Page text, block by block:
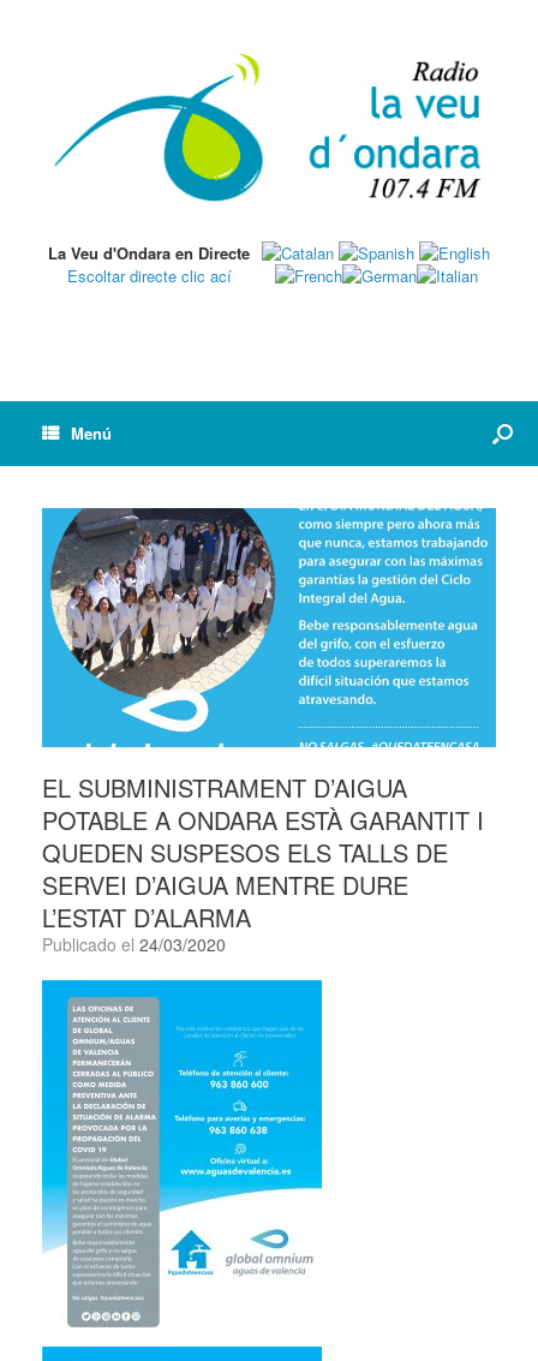
La Veu d'Ondara en Directe
Escoltar directe clic ací
Menú
EL SUBMINISTRAMENT D’AIGUA
POTABLE A ONDARA ESTÀ GARANTIT I
QUEDEN SUSPESOS ELS TALLS DE
SERVEI D’AIGUA MENTRE DURE
L’ESTAT D’ALARMA
Publicado el 24/03/2020